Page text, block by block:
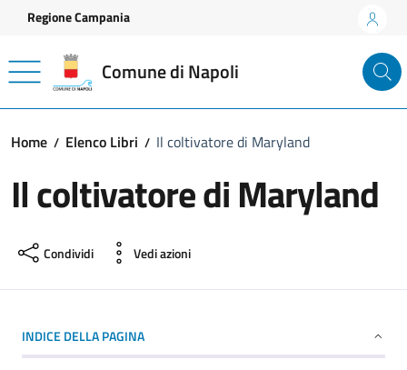
Vai ai contenuti
Vai al footer
Regione Campania
Comune di Napoli
Home Elenco Libri Il coltivatore di Maryland
Il coltivatore di Maryland
Condividi Vedi azioni
INDICE DELLA PAGINA